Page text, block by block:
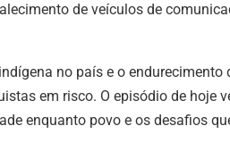
ou
de veículos de
no país e o endurecimento
em risco. O episódio de hoje
enquanto povo e os desafios